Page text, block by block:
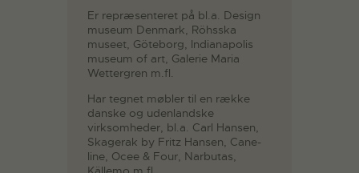
Er repræsenteret på bl.a. Design
museum Denmark, Röhsska
museet, Göteborg, Indianapolis
museum of art, Galerie Maria
Wettergren m.fl.
Har tegnet møbler til en række
danske og udenlandske
virksomheder, bl.a. Carl Hansen,
Skagerak by Fritz Hansen, Cane-
line, Ocee & Four, Narbutas,